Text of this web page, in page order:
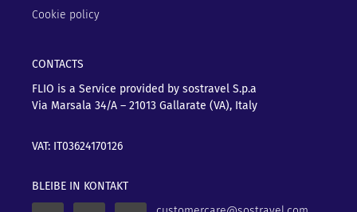
Cookie policy
CONTACTS
FLIO is a Service provided by sostravel S.p.a
Via Marsala 34/A – 21013 Gallarate (VA), Italy
VAT: IT03624170126
BLEIBE IN KONTAKT